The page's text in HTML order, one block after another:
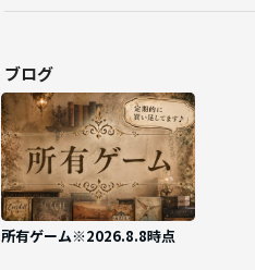
ブログ
所有ゲーム※2026.8.8時点